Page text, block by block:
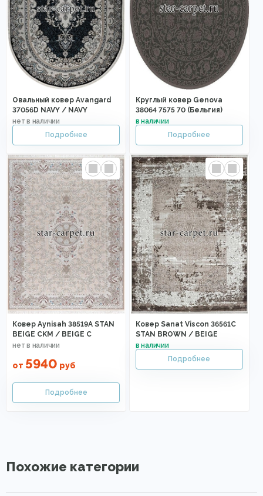
Овальный ковер Avangard
37056D NAVY / NAVY
Круглый ковер Genova
38064 7575 70 (Бельгия)
Ковер Aynisah 38519A STAN
BEIGE CKM / BEIGE C
от 5940 руб
Ковер Sanat Viscon 36561C
STAN BROWN / BEIGE
Похожие категории